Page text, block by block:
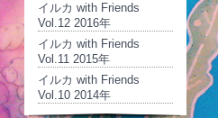
イルカ with Friends
Vol.12 2016年
イルカ with Friends
Vol.11 2015年
イルカ with Friends
Vol.10 2014年